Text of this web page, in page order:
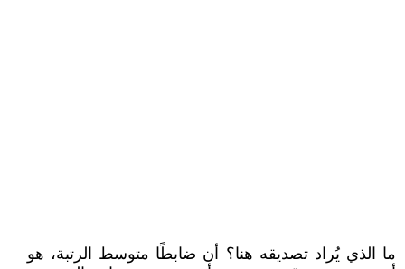
ما الذي يُراد تصديقه هنا؟ أن ضابطًا متوسط الرتبة، هو